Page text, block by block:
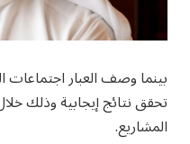
بينما وصف العبار اجتماعات
تحقق نتائج إيجابية وذلك
المشاريع.